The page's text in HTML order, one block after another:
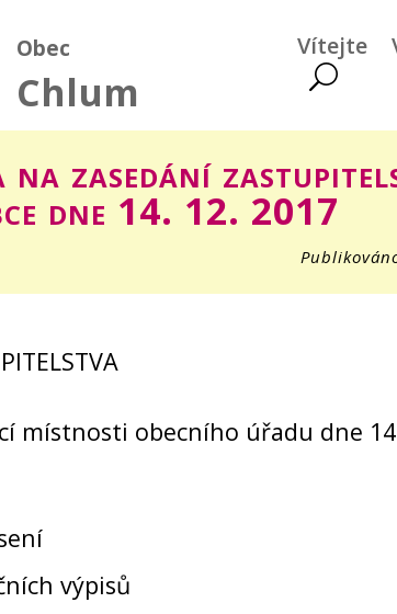
Obec
Chlum
Vítejte
na zasedání
dne 14. 12. 2017
místnosti obecního úřadu dne
výpisů